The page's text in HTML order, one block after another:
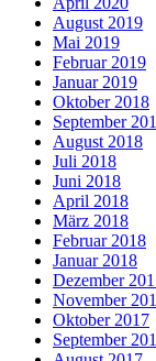
August 2019
Mai 2019
Februar 2019
Januar 2019
Oktober 2018
September
August 2018
Juli 2018
Juni 2018
April 2018
März 2018
Februar 2018
Januar 2018
Dezember
November
Oktober 2017
September